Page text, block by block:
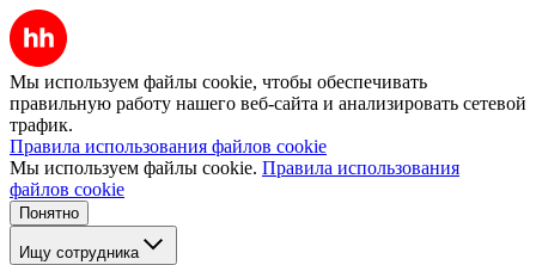
Мы используем файлы cookie, чтобы обеспечивать
правильную работу нашего веб-сайта и анализировать сетевой
трафик.
Правила использования файлов cookie
Мы используем файлы cookie. Правила использования
файлов cookie
Понятно
Ищу сотрудника